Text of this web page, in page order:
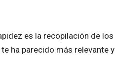
es la recopilación de los
ha parecido más relevante y